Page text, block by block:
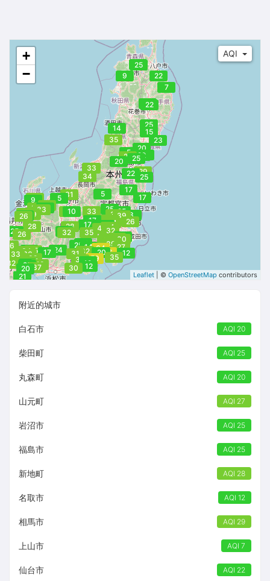
AQI
28
--
34
24
31
25
20
36
27
22
30
27
56
33
29
22
32
27
26
48
28
22
25
--
37
9
25
25
17
17
26
17
15
30
19
34
14 25
33
25
34
39
32
20
31
--
39
25
35
39
21
17
10
31 5
19
35
64
29
35
7
5
32
14
37
24
23
32
--
48
--
41
25
24
28
27
29
12
12
59
33
5
15
34
26
19
7
15
14
--
17
--
41
34
20
33
45
9
25
30
33
20
4
20
7
31
36
33
23
36
10
25
17
--
37
22
32
34
39
34
12
17
+
−
Leaflet | © OpenStreetMap contributors
附近的城市
白石市 AQI 20
柴田町 AQI 25
丸森町 AQI 20
山元町 AQI 27
岩沼市 AQI 25
福島市 AQI 25
新地町 AQI 28
名取市 AQI 12
相馬市 AQI 29
上山市 AQI 7
仙台市 AQI 22